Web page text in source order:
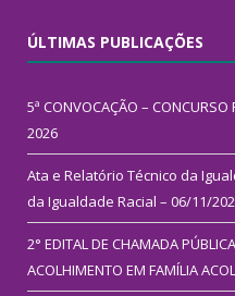
ÚLTIMAS PUBLICAÇÕES
5ª CONVOCAÇÃO –
2026
Ata e Relatório Técnico da
da Igualdade Racial – 06/11/
2° EDITAL DE CHAMADA
ACOLHIMENTO EM FAMÍLIA